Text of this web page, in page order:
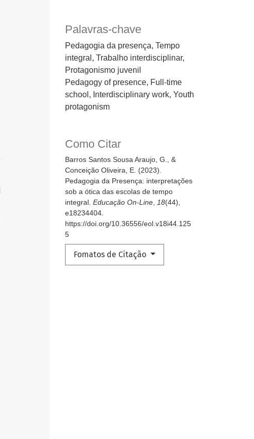
Palavras-chave
Pedagogia da presença, Tempo
integral, Trabalho interdisciplinar,
Protagonismo juvenil
Pedagogy of presence, Full-time
school, Interdisciplinary work, Youth
protagonism
Como Citar
Barros Santos Sousa Araujo, G., &
Conceição Oliveira, E. (2023).
Pedagogia da Presença: interpretações
sob a ótica das escolas de tempo
integral. Educação On-Line 18(44),
e18234404.
https://doi.org/10.36556/eol.v18i44.125
5
Fomatos de Citação